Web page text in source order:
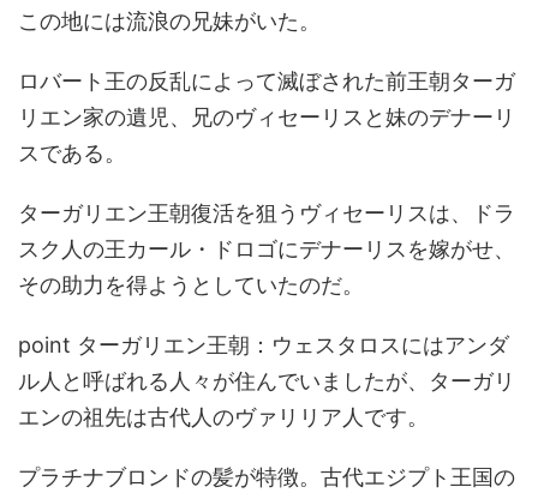
この地には流浪の兄妹がいた。
ロバート王の反乱によって滅ぼされた前王朝ターガ
リエン家の遺児、兄のヴィセーリスと妹のデナーリ
スである。
ターガリエン王朝復活を狙うヴィセーリスは、ドラ
スク人の王カール・ドロゴにデナーリスを嫁がせ、
その助力を得ようとしていたのだ。
point ターガリエン王朝：ウェスタロスにはアンダ
ル人と呼ばれる人々が住んでいましたが、ターガリ
エンの祖先は古代人のヴァリリア人です。
プラチナブロンドの髪が特徴。古代エジプト王国の